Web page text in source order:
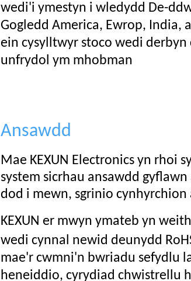
wedi'i ymestyn i wledydd De-
Gogledd America, Ewrop, India,
ein cysylltwyr stoco wedi
unfrydol ym mhobman
Ansawdd
Mae KEXUN Electronics yn rhoi
system sicrhau ansawdd
dod i mewn, sgrinio
KEXUN er mwyn ymateb yn
wedi cynnal newid deunydd
mae'r cwmni'n bwriadu sefydlu
heneiddio, cyrydiad chwistrellu